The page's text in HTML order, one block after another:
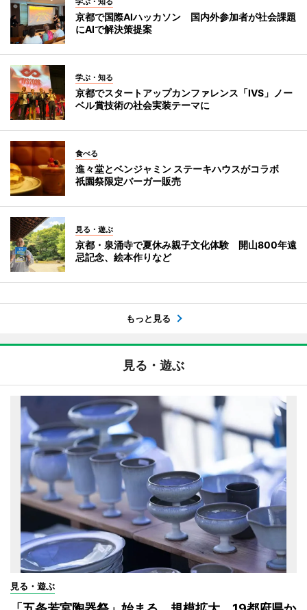
京都で国際AIハッカソン 国内外参加者が社会課題
にAIで解決策提案
学ぶ・知る
京都でスタートアップカンファレンス「IVS」ノー
ベル賞技術の社会実装テーマに
食べる
進々堂とベンジャミン ステーキハウスがコラボ
祇園祭限定バーガー販売
見る・遊ぶ
京都・泉涌寺で夏休み親子文化体験 開山800年遠
忌記念、絵本作りなど
もっと見る
見る・遊ぶ
見る・遊ぶ